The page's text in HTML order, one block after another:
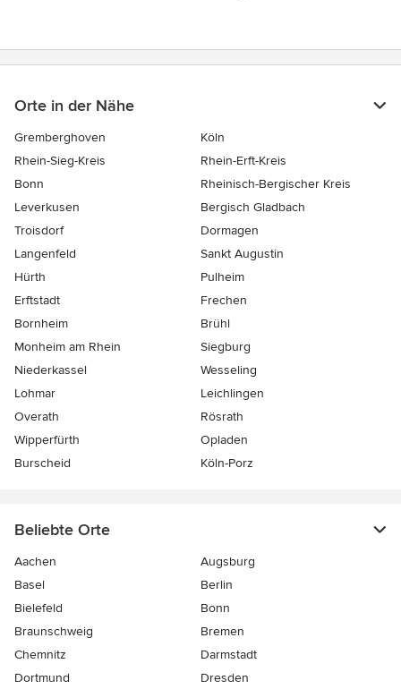
Orte in der Nähe
Gremberghoven
Köln
Rhein-Sieg-Kreis
Rhein-Erft-Kreis
Bonn
Rheinisch-Bergischer Kreis
Leverkusen
Bergisch Gladbach
Troisdorf
Dormagen
Langenfeld
Sankt Augustin
Hürth
Pulheim
Erftstadt
Frechen
Bornheim
Brühl
Monheim am Rhein
Siegburg
Niederkassel
Wesseling
Lohmar
Leichlingen
Overath
Rösrath
Wipperfürth
Opladen
Burscheid
Köln-Porz
Beliebte Orte
Aachen
Augsburg
Basel
Berlin
Bielefeld
Bonn
Braunschweig
Bremen
Chemnitz
Darmstadt
Dortmund
Dresden